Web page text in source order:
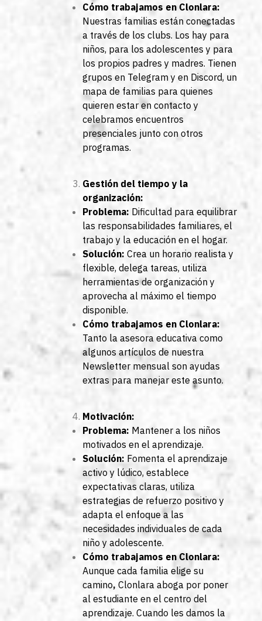
Cómo trabajamos en Clonlara:
Nuestras familias están conectadas
a través de los clubs. Los hay para
niños, para los adolescentes y para
los propios padres y madres. Tienen
grupos en Telegram y en Discord, un
mapa de familias para quienes
quieren estar en contacto y
celebramos encuentros
presenciales junto con otros
programas.
Gestión del tiempo y la
organización:
Problema: Dificultad para equilibrar
las responsabilidades familiares, el
trabajo y la educación en el hogar.
Solución: Crea un horario realista y
flexible, delega tareas, utiliza
herramientas de organización y
aprovecha al máximo el tiempo
disponible.
Cómo trabajamos en Clonlara:
Tanto la asesora educativa como
algunos artículos de nuestra
Newsletter mensual son ayudas
extras para manejar este asunto.
Motivación:
Problema: Mantener a los niños
motivados en el aprendizaje.
Solución: Fomenta el aprendizaje
activo y lúdico, establece
expectativas claras, utiliza
estrategias de refuerzo positivo y
adapta el enfoque a las
necesidades individuales de cada
niño y adolescente.
Cómo trabajamos en Clonlara:
Aunque cada familia elige su
camino,Clonlara aboga por poner
al estudiante en el centro del
aprendizaje. Cuando les damos la